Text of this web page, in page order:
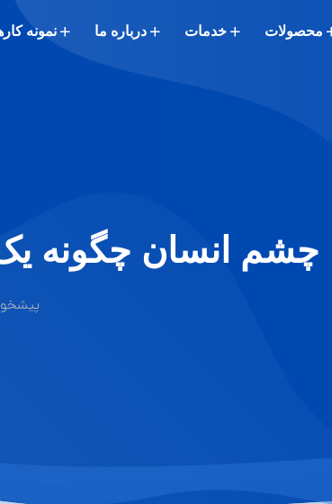
محصولات خدمات درباره ما نمونه
چشم انسان چگونه